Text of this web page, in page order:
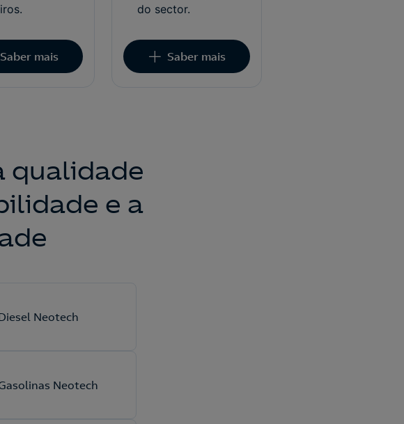
Saber mais
do sector.
Saber mais
qualidade
e a
Neotech
Neotech